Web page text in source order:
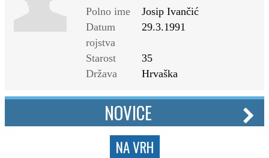
Polno ime
Josip Ivančić
Datum
rojstva
29.3.1991
Starost
35
Država
Hrvaška
NOVICE
NA VRH